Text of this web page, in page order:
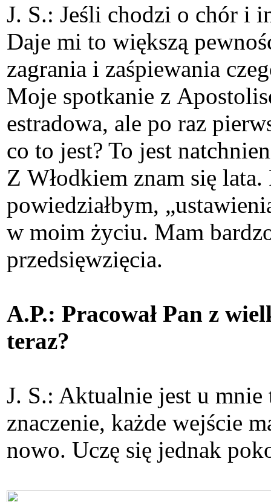
J. S.: Jeśli chodzi o chór i
Daje mi to większą
zagrania i zaśpiewania
Moje spotkanie z
estradowa, ale po raz
co to jest? To jest
Z Włodkiem znam się
powiedziałbym,
w moim życiu. Mam
przedsięwzięcia.
A.P.: Pracował Pan z
teraz?
J. S.: Aktualnie jest u mnie
znaczenie, każde wejście
nowo. Uczę się jednak